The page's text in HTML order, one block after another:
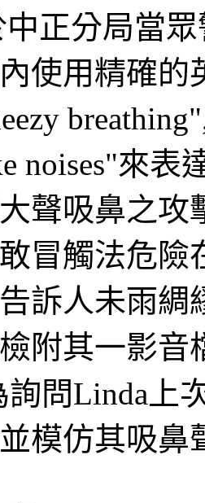
正分局當
使用精確
noises"來
聲吸鼻之
冒觸法危險
訴人未雨綢
附其一影音
問Linda上
模仿其吸鼻